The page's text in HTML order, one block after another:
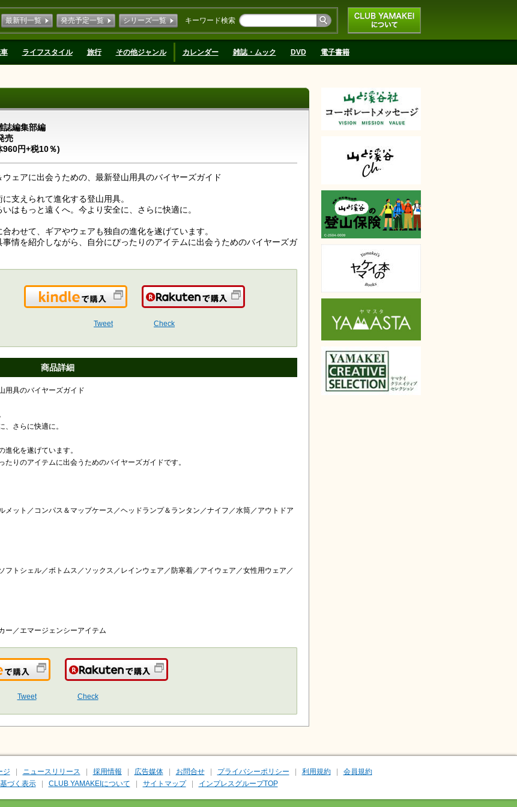
CLUB YAMAKEIにつ
いて
キーワード検索
最新刊一覧 発売予定一覧 シリーズ一覧
ライフスタイル 旅行 その他ジャンル カレンダー 雑誌・ムック DVD 電子書籍
誌編集部編
売
960円+税10％)
ェアに出会うための、最新登山用具のバイヤーズガイド
支えられて進化する登山用具。
はもっと遠くへ。今より安全に、さらに快適に。
わせて、ギアやウェアも独自の進化を遂げています。
情を紹介しながら、自分にぴったりのアイテムに出会うためのバイヤーズガ
Kindleで購入 楽天で購入
Tweet Check
商品詳細
用具のバイヤーズガイド
さらに快適に。
化を遂げています。
りのアイテムに出会うためのバイヤーズガイドです。
ット／コンパス＆マップケース／ヘッドランプ＆ランタン／ナイフ／水筒／アウトドア
トシェル／ボトムス／ソックス／レインウェア／防寒着／アイウェア／女性用ウェア／
ー／エマージェンシーアイテム
Kindleで購入 楽天で購入
Tweet Check
ジ ニュースリリース 採用情報 広告媒体 お問合せ プライバシーポリシー 利用規約
会員規約
づく表示
CLUB YAMAKEIについて サイトマップ インプレスグループTOP